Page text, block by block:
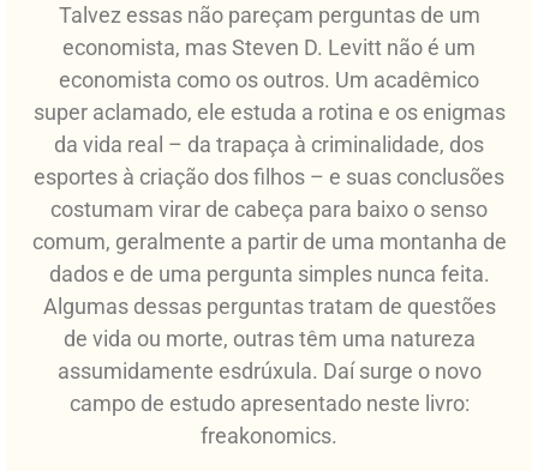
Talvez essas não pareçam perguntas de um
economista, mas Steven D. Levitt não é um
economista como os outros. Um acadêmico
super aclamado, ele estuda a rotina e os enigmas
da vida real – da trapaça à criminalidade, dos
esportes à criação dos filhos – e suas conclusões
costumam virar de cabeça para baixo o senso
comum, geralmente a partir de uma montanha de
dados e de uma pergunta simples nunca feita.
Algumas dessas perguntas tratam de questões
de vida ou morte, outras têm uma natureza
assumidamente esdrúxula. Daí surge o novo
campo de estudo apresentado neste livro:
freakonomics.